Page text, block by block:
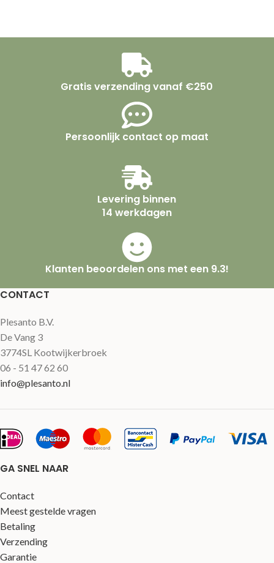
Gratis verzending vanaf €250
Persoonlijk contact op maat
Levering binnen
14 werkdagen
Klanten beoordelen ons met een 9.3!
CONTACT
Plesanto B.V.
De Vang 3
3774SL Kootwijkerbroek
06 - 51 47 62 60
info@plesanto.nl
GA SNEL NAAR
Contact
Meest gestelde vragen
Betaling
Verzending
Garantie